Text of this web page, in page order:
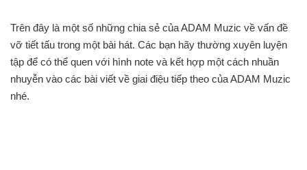
Trên đây là một số những chia sẻ của ADAM Muzic về vấn đề
vỡ tiết tấu trong một bài hát. Các bạn hãy thường xuyên luyện
tập để có thể quen với hình note và kết hợp một cách nhuần
nhuyễn vào các bài viết về giai điệu tiếp theo của ADAM Muzic
nhé.